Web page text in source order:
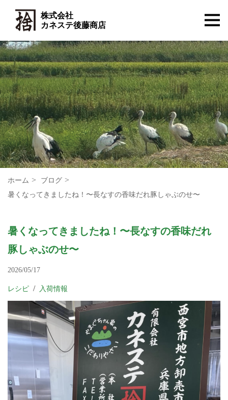
株式会社
カネステ後藤商店
ホーム
ブログ
暑くなってきましたね！〜長なすの香味だれ豚しゃぶのせ〜
暑くなってきましたね！〜長なすの香味だれ
豚しゃぶのせ〜
2026/05/17
レシピ 入荷情報